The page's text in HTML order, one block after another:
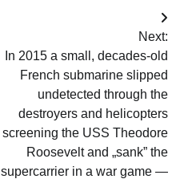
Next:
In 2015 a small, decades-old
French submarine slipped
undetected through the
destroyers and helicopters
screening the USS Theodore
Roosevelt and „sank” the
supercarrier in a war game —